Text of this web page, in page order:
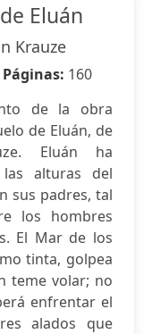
Eluán
Krauze
160
de la obra
de Eluán, de
Eluán ha
alturas del
sus padres, tal
los hombres
El Mar de los
tinta, golpea
teme volar; no
enfrentar el
alados que